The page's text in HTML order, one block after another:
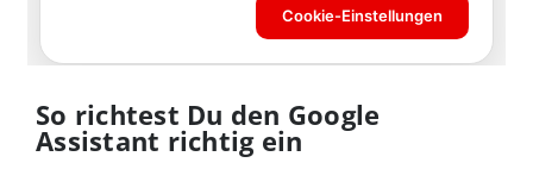
So richtest Du den Google
Assistant richtig ein